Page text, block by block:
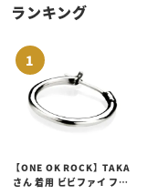
ランキング
【ONE OK ROCK】TAKA
さん 着用 ビビファイ フー